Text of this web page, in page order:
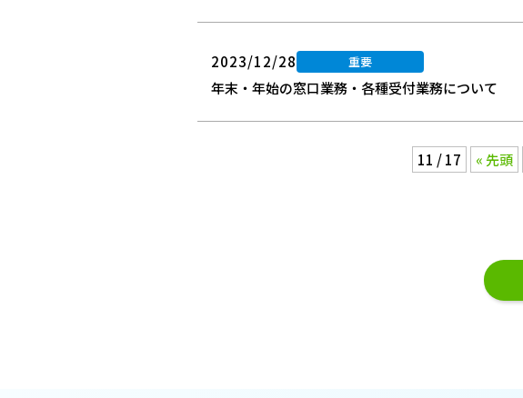
2023/12/28 重要
年末・年始の窓口業務・各種受付業務について
11 / 17 « 先頭